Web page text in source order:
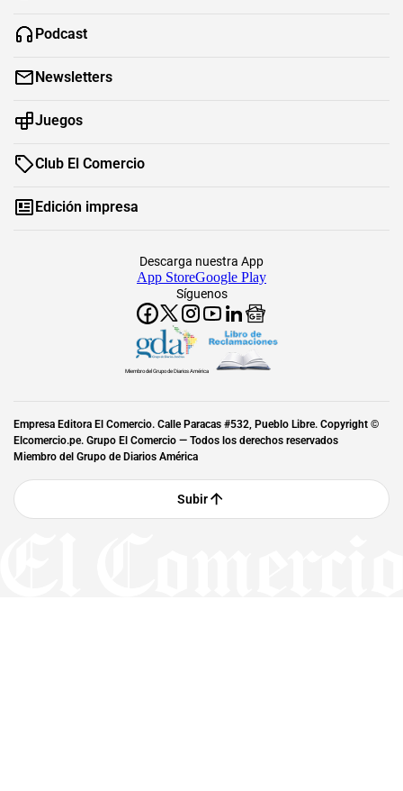
Podcast
Newsletters
Juegos
Club El Comercio
Edición impresa
Síguenos
Descarga nuestra App
App StoreGoogle Play
Miembro del Grupo de Diarios América
Empresa Editora El Comercio. Calle Paracas #532, Pueblo Libre. Copyright ©
Elcomercio.pe. Grupo El Comercio — Todos los derechos reservados
Miembro del Grupo de Diarios América
Subir